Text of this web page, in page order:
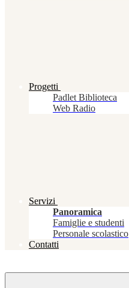
Progetti
Padlet Biblioteca
Web Radio
Servizi
Panoramica
Famiglie e studenti
Personale scolastico
Contatti